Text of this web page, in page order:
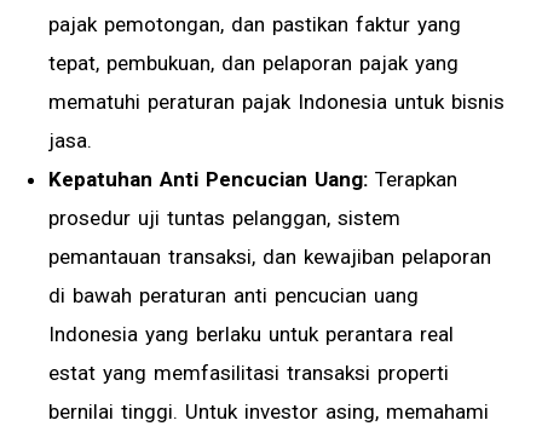
pajak pemotongan, dan pastikan faktur yang
tepat, pembukuan, dan pelaporan pajak yang
mematuhi peraturan pajak Indonesia untuk bisnis
jasa.
Kepatuhan Anti Pencucian Uang: Terapkan
prosedur uji tuntas pelanggan, sistem
pemantauan transaksi, dan kewajiban pelaporan
di bawah peraturan anti pencucian uang
Indonesia yang berlaku untuk perantara real
estat yang memfasilitasi transaksi properti
bernilai tinggi. Untuk investor asing, memahami